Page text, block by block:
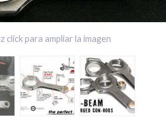
click para ampliar la imagen